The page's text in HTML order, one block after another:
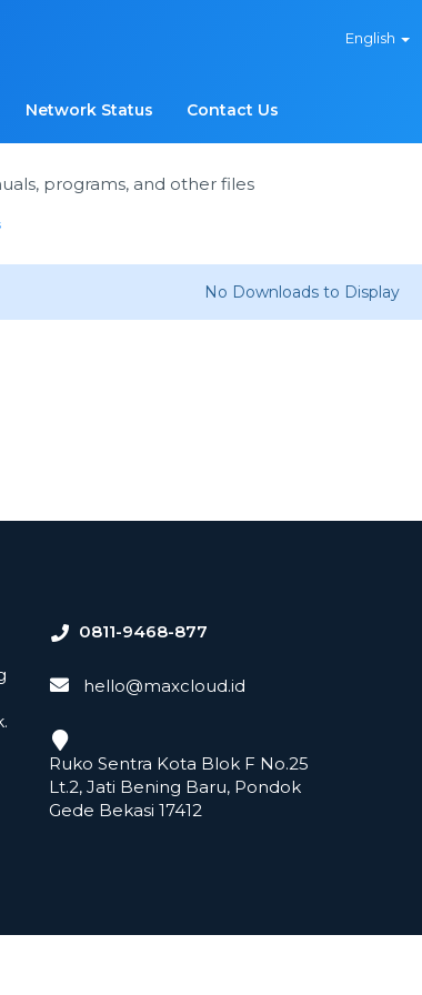
English
Network Status Contact Us
programs, and other files
No Downloads to Display
0811-9468-877
hello@maxcloud.id
Ruko Sentra Kota Blok F No.25
Lt.2, Jati Bening Baru, Pondok
Gede Bekasi 17412